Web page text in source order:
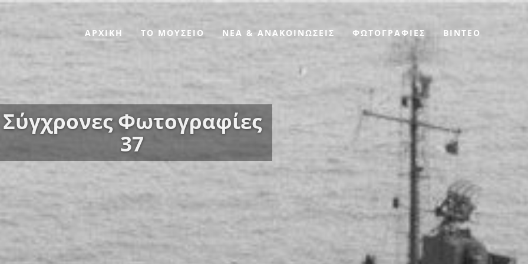
ΑΡΧΙΚΗ ΤΟ ΜΟΥΣΕΙΟ ΝΕΑ & ΑΝΑΚΟΙΝΩΣΕΙΣ ΦΩΤΟΓΡΑΦΙΕΣ BINTEO
Σύγχρονες Φωτογραφίες
37